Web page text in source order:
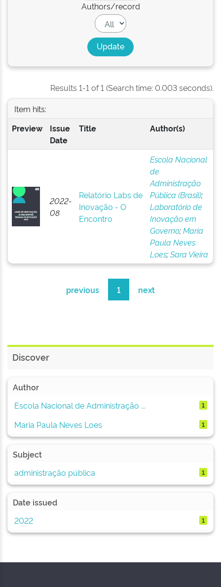
Authors/record
Results 1-1 of 1 (Search time: 0.003 seconds).
Item hits:
Preview
Issue
Date
Title Author(s)
2022-
08
Relatório Labs de
Inovação - O
Encontro
Escola Nacional
de
Administração
Pública (Brasil);
Laboratório de
Inovação em
Governo;Maria
Paula Neves
Loes;Sara Vieira
previous 1 next
Discover
Author
Escola Nacional de Administração ...
1
Maria Paula Neves Loes 1
Subject
administração pública
1
Date issued
2022
1